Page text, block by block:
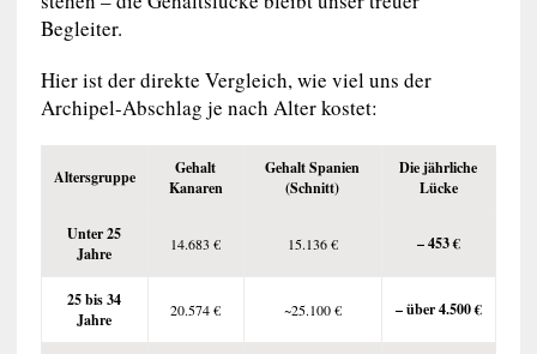
Begleiter.
Hier ist der direkte Vergleich, wie viel uns der
Archipel-Abschlag je nach Alter kostet:
Altersgruppe
Gehalt
Kanaren
Gehalt Spanien
(Schnitt)
Die jährliche
Lücke
Unter 25
Jahre
14.683 € 15.136 € – 453 €
25 bis 34
Jahre
20.574 € ~25.100 € – über 4.500 €